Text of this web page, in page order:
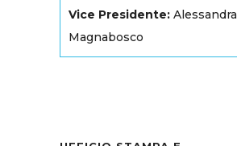
Vice Presidente: Alessandra
Magnabosco